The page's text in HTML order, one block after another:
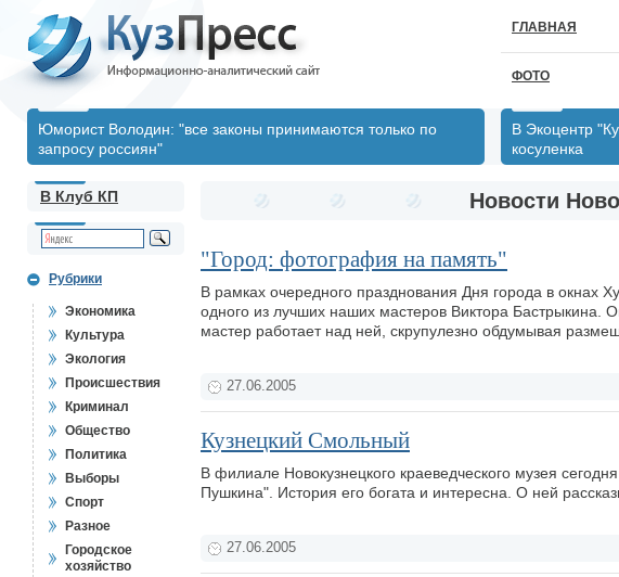
ГЛАВНАЯ
ФОТО
Юморист Володин: "все законы принимаются только по
запросу россиян"
В Экоцентр
косуленка
В Клуб КП
Рубрики
Экономика
Культура
Экология
Происшествия
Криминал
Общество
Политика
Выборы
Спорт
Разное
Городское
хозяйство
Новости
"Город: фотография на память"
В рамках очередного празднования Дня города в окнах
одного из лучших наших мастеров Виктора Бастрыкина.
мастер работает над ней, скрупулезно обдумывая
27.06.2005
Кузнецкий Смольный
В филиале Новокузнецкого краеведческого музея
Пушкина". История его богата и интересна. О ней
27.06.2005